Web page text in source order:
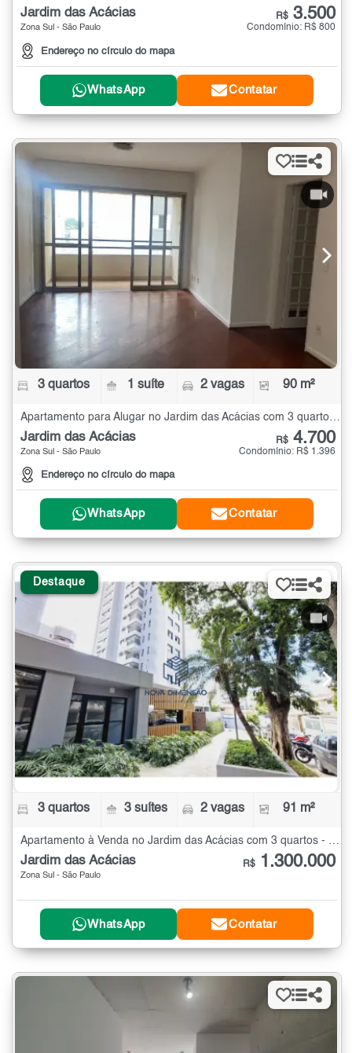
Jardim das Acácias
Zona Sul - São Paulo
Endereço no círculo do mapa
R$ 3.500
Condomínio: R$ 800
WhatsApp Contatar
3 quartos 1 suíte 2 vagas 90 m²
Jardim das Acácias
Zona Sul - São Paulo
Endereço no círculo do mapa
R$ 4.700
Condomínio: R$ 1.396
WhatsApp Contatar
Destaque
3 quartos 3 suítes 2 vagas 91 m²
Apartamento à Venda no Jardim das Acácias com 3 quartos - 91 m²
Jardim das Acácias
Zona Sul - São Paulo
R$ 1.300.000
WhatsApp Contatar